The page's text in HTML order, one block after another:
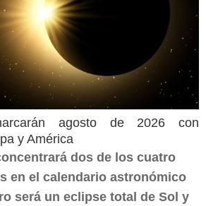
agosto de 2026 con
y América
dos de los cuatro
en el calendario astronómico
será un eclipse total de Sol y